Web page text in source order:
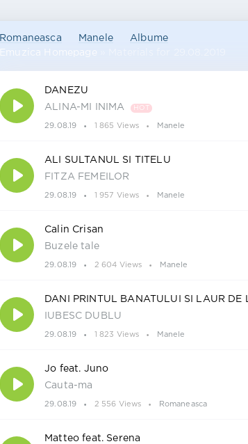
Romaneasca Manele
Albume
Emuzica Homepage
DANEZU
ALINA-MI INIMA
HOT
29.08.19 1 865 Views Manele
ALI SULTANUL SI TITELU
FITZA FEMEILOR
29.08.19 1 957 Views Manele
Calin Crisan
Buzele tale
29.08.19 2 604 Views Manele
DANI PRINTUL BANATULUI SI LAUR DE
IUBESC DUBLU
29.08.19 1 823 Views Manele
Jo feat. Juno
Cauta-ma
29.08.19 2 556 Views Romaneasca
Matteo feat. Serena